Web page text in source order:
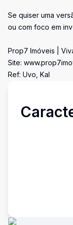
Se quiser uma
ou com foco em
Prop7 Imóveis |
Site:
Ref: Uvo, Kal